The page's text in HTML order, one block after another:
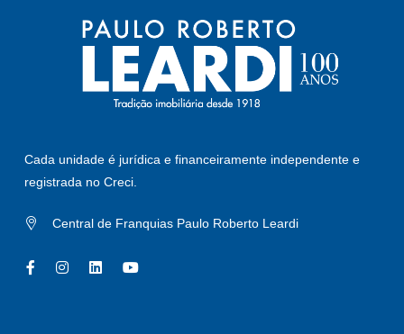
Cada unidade é jurídica e financeiramente independente e
registrada no Creci.
Central de Franquias Paulo Roberto Leardi